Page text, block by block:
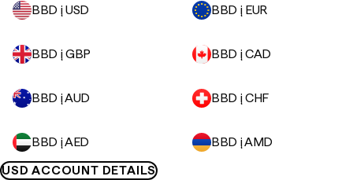
BBD į USD
BBD į EUR
BBD į GBP BBD į CAD
BBD į AUD BBD į CHF
BBD į AED
BBD į AMD
USD ACCOUNT DETAILS